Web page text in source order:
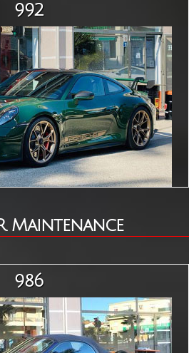
992
Maintenance
986